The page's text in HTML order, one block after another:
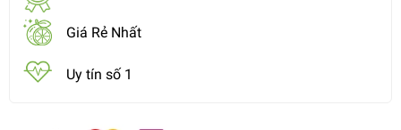
Giá Rẻ Nhất
Uy tín số 1